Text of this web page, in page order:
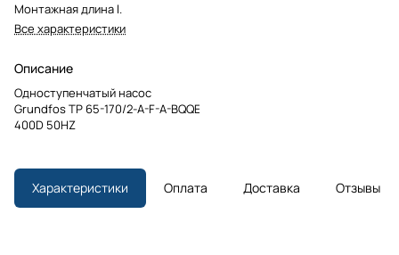
Монтажная длина l.
Все характеристики
Описание
Одноступенчатый насос
Grundfos TP 65-170/2-A-F-A-BQQE
400D 50HZ
Характеристики Оплата Доставка Отзывы